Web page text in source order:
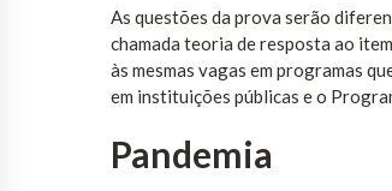
As questões da prova serão
chamada teoria de resposta ao
às mesmas vagas em programas
em instituições públicas e o
Pandemia